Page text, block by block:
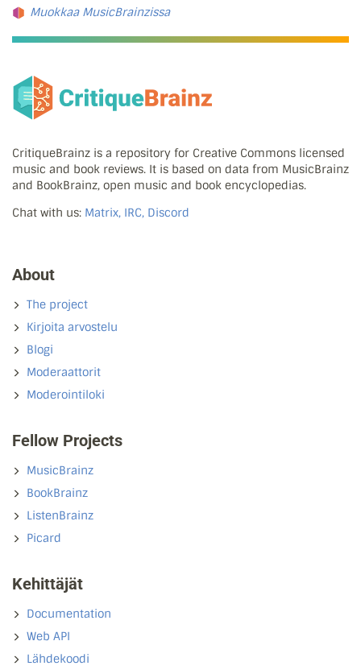
Muokkaa MusicBrainzissa
CritiqueBrainz is a repository for Creative Commons licensed
music and book reviews. It is based on data from MusicBrainz
and BookBrainz, open music and book encyclopedias.
Chat with us: Matrix, IRC, Discord
About
The project
Kirjoita arvostelu
Blogi
Moderaattorit
Moderointiloki
Fellow Projects
MusicBrainz
BookBrainz
ListenBrainz
Picard
Kehittäjät
Documentation
Web API
Lähdekoodi